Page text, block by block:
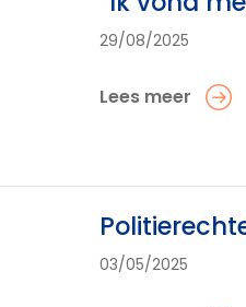
29/08/2025
Lees meer
03/05/2025